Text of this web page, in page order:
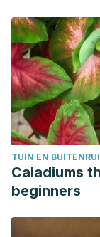
TUIN EN
Caladiums
beginners